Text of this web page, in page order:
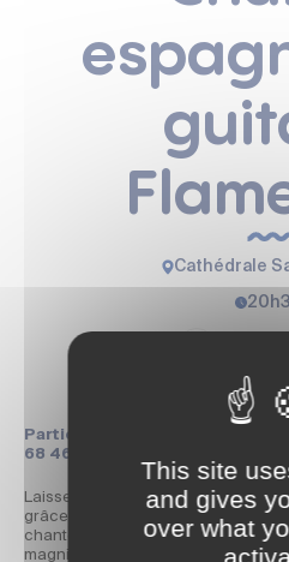
Cathédrale
Participation souhaitée : 10€
68 46 92
Laissez-vous emporter dans un
grâce à la voix puissante et la
chantera les plus belles chansons
magnifique acoustique de la
This site
and gives
over what